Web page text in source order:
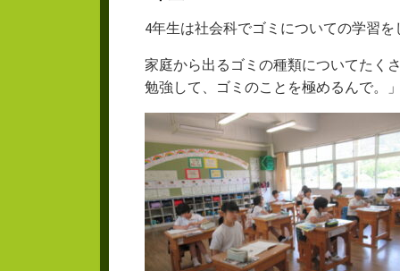
4年生は社会科でゴミについての学習
家庭から出るゴミの種類についてたく
勉強して、ゴミのことを極めるんで。